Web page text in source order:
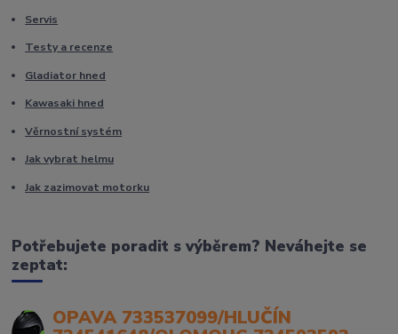
Servis
Testy a recenze
Gladiator hned
Kawasaki hned
Věrnostní systém
Jak vybrat helmu
Jak zazimovat motorku
Potřebujete poradit s výběrem? Neváhejte se
zeptat:
OPAVA 733537099/HLUČÍN